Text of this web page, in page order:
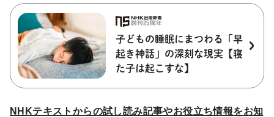
子どもの睡眠にまつわる「早
起き神話」の深刻な現実【寝
た子は起こすな】
NHKテキストからの試し読み記事やお役立ち情報をお知